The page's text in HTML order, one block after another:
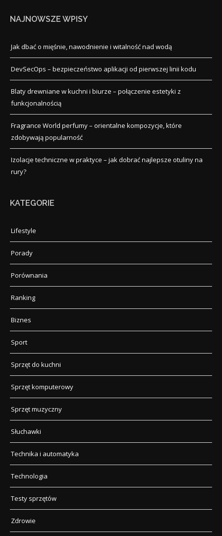
NAJNOWSZE WPISY
Jak dbać o mięśnie, nawodnienie i witalność nad wodą
DevSecOps – bezpieczeństwo aplikacji od pierwszej linii kodu
Blaty drewniane w kuchni i biurze – połączenie estetyki z
funkcjonalnością
Fragrance World perfumy – orientalne kompozycje, które
zdobywają popularność
Izolacje techniczne w praktyce – jak dobrać najlepsze otuliny na
rury?
KATEGORIE
Lifestyle
Porady
Porównania
Ranking
Biznes
Sport
Sprzęt do kuchni
Sprzęt komputerowy
Sprzęt muzyczny
Słuchawki
Technika i automatyka
Technologia
Testy sprzętów
Zdrowie